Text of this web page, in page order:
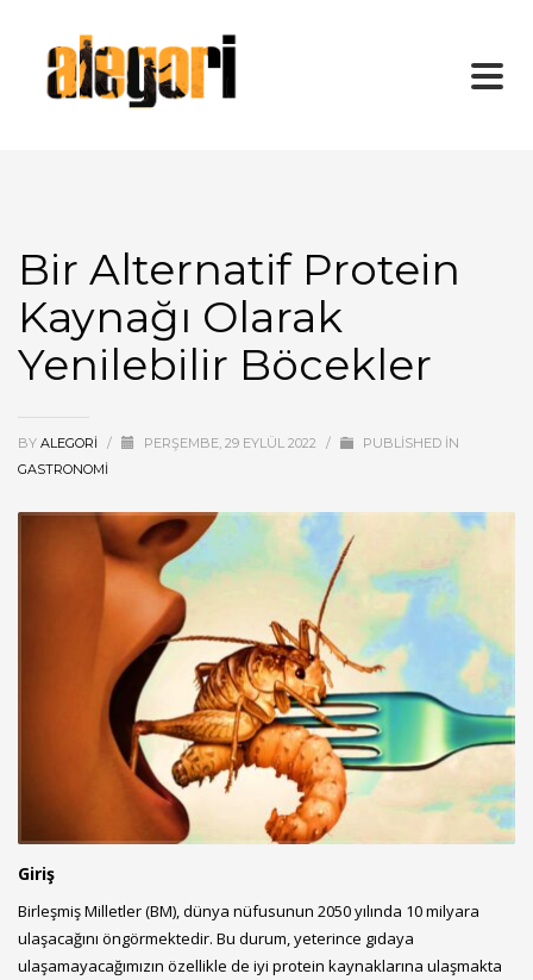
Bir Alternatif Protein
Kaynağı Olarak
Yenilebilir Böcekler
BY ALEGORI / PERŞEMBE, 29 EYLÜL 2022 /
PUBLISHED IN
GASTRONOMİ
Giriş
Birleşmiş Milletler (BM), dünya nüfusunun 2050 yılında 10 milyara
ulaşacağını öngörmektedir. Bu durum, yeterince gıdaya
ulaşamayacağımızın özellikle de iyi protein kaynaklarına ulaşmakta